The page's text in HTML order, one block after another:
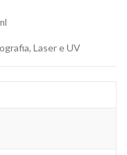
Laser e UV